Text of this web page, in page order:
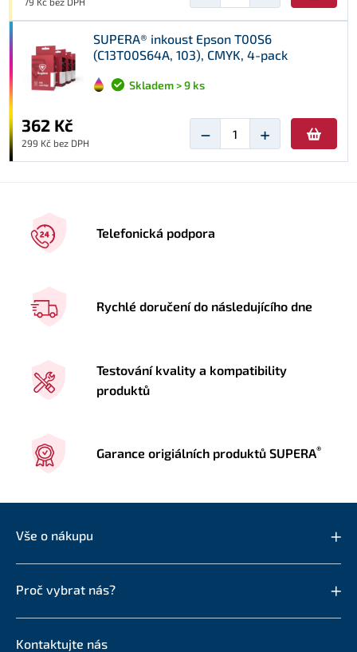
SUPERA® inkoust Epson T00S6
(C13T00S64A, 103), CMYK, 4-pack
Skladem > 9 ks
362 Kč
299 Kč bez DPH − +
Telefonická podpora
Rychlé doručení do následujícího dne
Testování kvality a kompatibility
produktů
Garance origiálních produktů SUPERA®
Vše o nákupu
Proč vybrat nás?
Kontaktujte nás